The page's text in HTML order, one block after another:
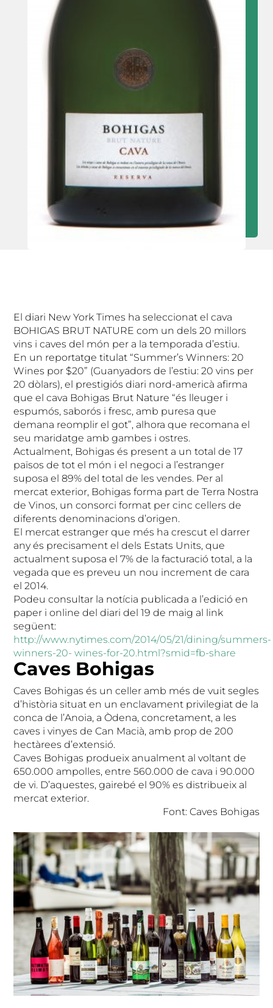
El diari New York Times ha seleccionat el cava
BOHIGAS BRUT NATURE com un dels 20 millors
vins i caves del món per a la temporada d’estiu.
En un reportatge titulat “Summer’s Winners: 20
Wines por $20” (Guanyadors de l’estiu: 20 vins per
20 dòlars), el prestigiós diari nord-americà afirma
que el cava Bohigas Brut Nature “és lleuger i
espumós, saborós i fresc, amb puresa que
demana reomplir el got”, alhora que recomana el
seu maridatge amb gambes i ostres.
Actualment, Bohigas és present a un total de 17
països de tot el món i el negoci a l’estranger
suposa el 89% del total de les vendes. Per al
mercat exterior, Bohigas forma part de Terra Nostra
de Vinos, un consorci format per cinc cellers de
diferents denominacions d’origen.
El mercat estranger que més ha crescut el darrer
any és precisament el dels Estats Units, que
actualment suposa el 7% de la facturació total, a la
vegada que es preveu un nou increment de cara
el 2014.
Podeu consultar la notícia publicada a l’edició en
paper i online del diari del 19 de maig al link
següent:
http://www.nytimes.com/2014/05/21/dining/summers-
winners-20- wines-for-20.html?smid=fb-share
Caves Bohigas
Caves Bohigas és un celler amb més de vuit segles
d’història situat en un enclavament privilegiat de la
conca de l’Anoia, a Òdena, concretament, a les
caves i vinyes de Can Macià, amb prop de 200
hectàrees d’extensió.
Caves Bohigas produeix anualment al voltant de
650.000 ampolles, entre 560.000 de cava i 90.000
de vi. D’aquestes, gairebé el 90% es distribueix al
mercat exterior.
Font: Caves Bohigas